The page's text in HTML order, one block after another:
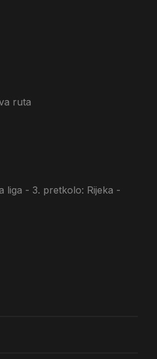
ruta
liga - 3. pretkolo: Rijeka -